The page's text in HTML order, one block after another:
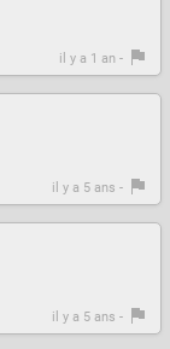
il y a 1 an -
il y a 5 ans -
il y a 5 ans -